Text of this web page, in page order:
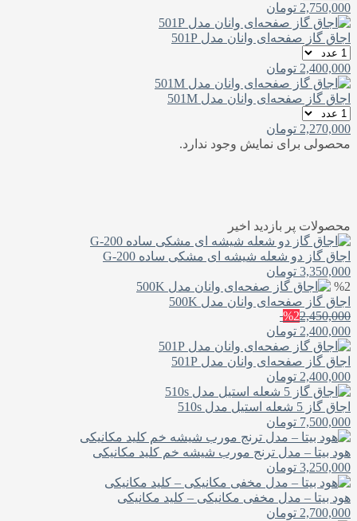
2,750,000 تومان
اجاق گاز صفحه‌ای وانان مدل 501P
2,400,000 تومان
اجاق گاز صفحه‌ای وانان مدل 501M
2,270,000 تومان
محصولی برای نمایش وجود ندارد.
محصولات پر بازدید اخیر
اجاق گاز دو شعله شیشه ای مشکی ساده G-200
3,350,000 تومان
%2
اجاق گاز صفحه‌ای وانان مدل 500K
%22,450,000
2,400,000 تومان
اجاق گاز صفحه‌ای وانان مدل 501P
2,400,000 تومان
اجاق گاز 5 شعله استیل مدل 510s
7,500,000 تومان
هود بیتا – مدل ترنج مورب شیشه خم کلید مکانیکی
3,250,000 تومان
هود بیتا – مدل مخفی مکانیکی – کلید مکانیکی
2,700,000 تومان